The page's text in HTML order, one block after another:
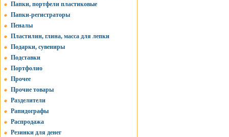
Папки, портфели пластиковые
Папки-регистраторы
Пеналы
Пластилин, глина, масса для лепки
Подарки, сувениры
Подставки
Портфолио
Прочее
Прочие товары
Разделители
Рапидографы
Распродажа
Резинки для денег